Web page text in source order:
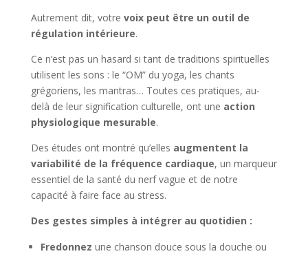
Autrement dit, votre voix peut être un outil de
régulation intérieure.
Ce n’est pas un hasard si tant de traditions spirituelles
utilisent les sons : le “OM” du yoga, les chants
grégoriens, les mantras… Toutes ces pratiques, au-
delà de leur signification culturelle, ont une action
physiologique mesurable.
Des études ont montré qu’elles augmentent la
variabilité de la fréquence cardiaque, un marqueur
essentiel de la santé du nerf vague et de notre
capacité à faire face au stress.
Des gestes simples à intégrer au quotidien :
Fredonnez une chanson douce sous la douche ou